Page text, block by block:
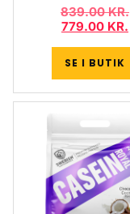
839.00KR.
779.00 KR.
SE I BUTIK